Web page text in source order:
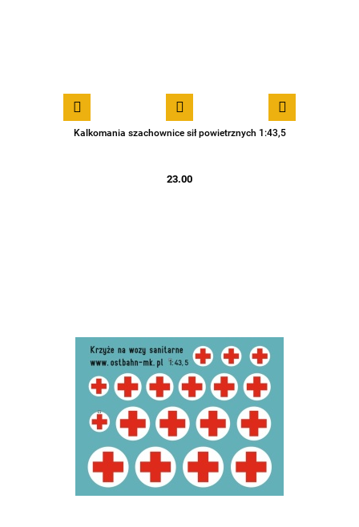
Kalkomania szachownice sił powietrznych 1:43,5
23.00